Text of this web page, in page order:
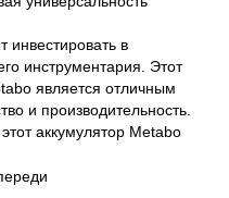
инвестировать в
инструментария. Этот
является отличным
и производительность.
аккумулятор Metabo